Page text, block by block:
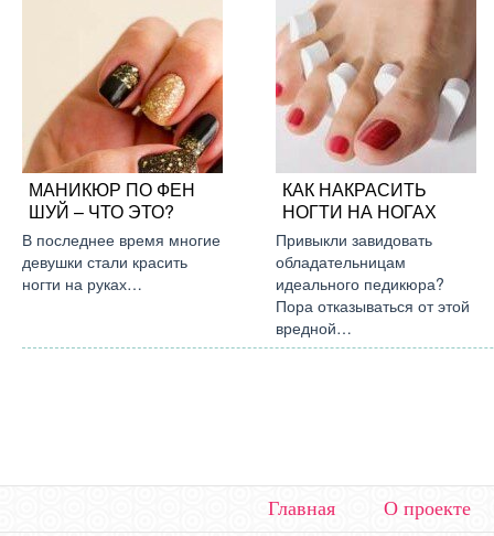
МАНИКЮР ПО ФЕН
ШУЙ – ЧТО ЭТО?
В последнее время многие
девушки стали красить
ногти на руках…
КАК НАКРАСИТЬ
НОГТИ НА НОГАХ
Привыкли завидовать
обладательницам
идеального педикюра?
Пора отказываться от этой
вредной…
Главная О проекте